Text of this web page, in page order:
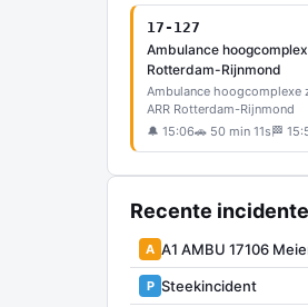
17-127
Ambulance
Rotterdam-Rijnmond
Ambulance hoogcomplexe
ARR Rotterdam-Rijnmond
🔔 15:06🚗 50 min 11s 🏁
Recente
A A1 AMBU 17106
P Steekincident